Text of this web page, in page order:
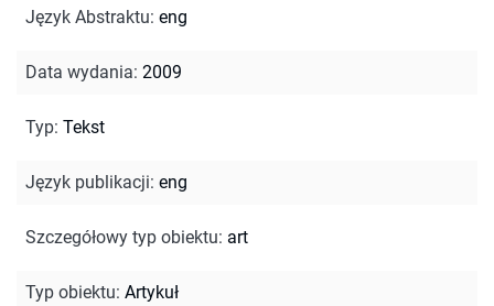
Język Abstraktu: eng
Data wydania: 2009
Typ: Tekst
Język publikacji: eng
Szczegółowy typ obiektu: art
Typ obiektu: Artykuł